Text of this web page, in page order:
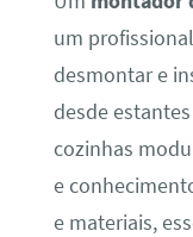
um
desmontar e
desde
cozinhas
e
e materiais,